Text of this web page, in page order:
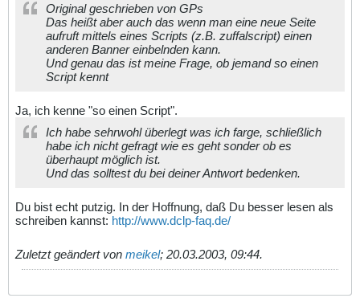
Original geschrieben von GPs
Das heißt aber auch das wenn man eine neue Seite
aufruft mittels eines Scripts (z.B. zuffalscript) einen
anderen Banner einbelnden kann.
Und genau das ist meine Frage, ob jemand so einen
Script kennt
Ja, ich kenne "so einen Script".
Ich habe sehrwohl überlegt was ich farge, schließlich
habe ich nicht gefragt wie es geht sonder ob es
überhaupt möglich ist.
Und das solltest du bei deiner Antwort bedenken.
Du bist echt putzig. In der Hoffnung, daß Du besser lesen als
schreiben kannst: http://www.dclp-faq.de/
Zuletzt geändert von meikel; 20.03.2003, 09:44.